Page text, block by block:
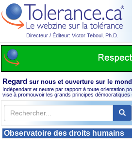
Directeur / Éditeur: Victor Teboul, Ph.D.
Regard sur nous et ouverture sur le
Indépendant et neutre par rapport à toute orientation
vise à promouvoir les grands principes démocratiques
Observatoire des droits humains